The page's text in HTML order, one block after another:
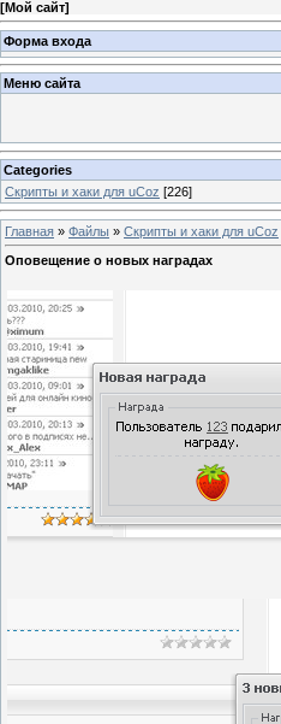
[Мой сайт]
Форма входа
Меню сайта
Categories
Скрипты и хаки для uCoz [226]
Главная » Файлы » Скрипты и хаки для uCoz
Оповещение о новых наградах